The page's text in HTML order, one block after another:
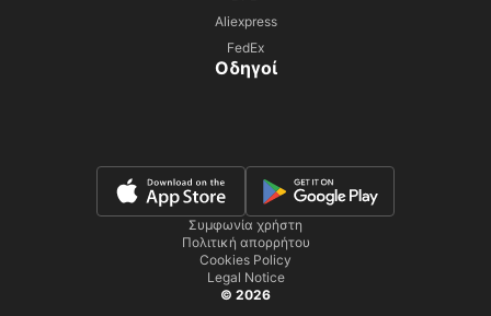
Aliexpress
FedEx
Οδηγοί
Συμφωνία χρήστη
Πολιτική απορρήτου
Cookies Policy
Legal Notice
© 2026